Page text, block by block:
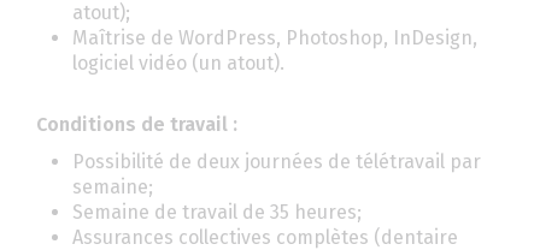
atout);
Maîtrise de WordPress, Photoshop, InDesign,
logiciel vidéo (un atout).
Conditions de travail :
Possibilité de deux journées de télétravail par
semaine;
Semaine de travail de 35 heures;
Assurances collectives complètes (dentaire